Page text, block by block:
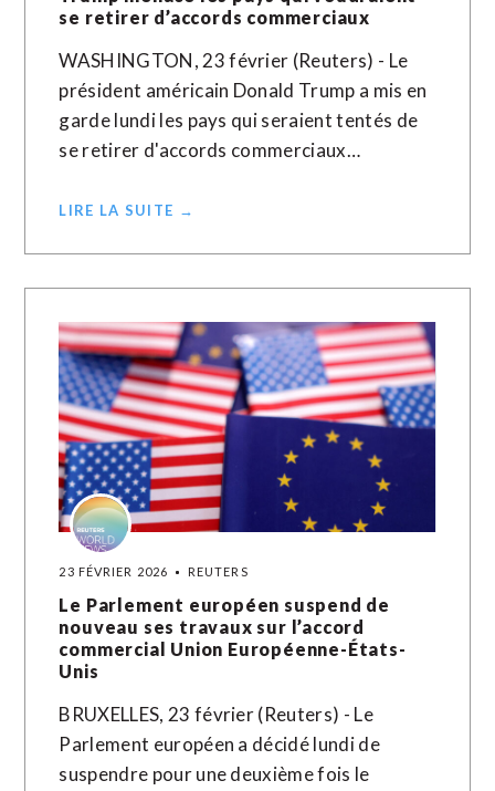
se retirer d’accords commerciaux
WASHINGTON, 23 février (Reuters) - Le
président américain Donald Trump a mis en
garde lundi les pays qui seraient tentés de
se retirer d'accords commerciaux…
LIRE LA SUITE →
23 FÉVRIER 2026 REUTERS
Le Parlement européen suspend de
nouveau ses travaux sur l’accord
commercial Union Européenne-États-
Unis
BRUXELLES, 23 février (Reuters) - Le
Parlement européen a décidé lundi de
suspendre pour une deuxième fois le